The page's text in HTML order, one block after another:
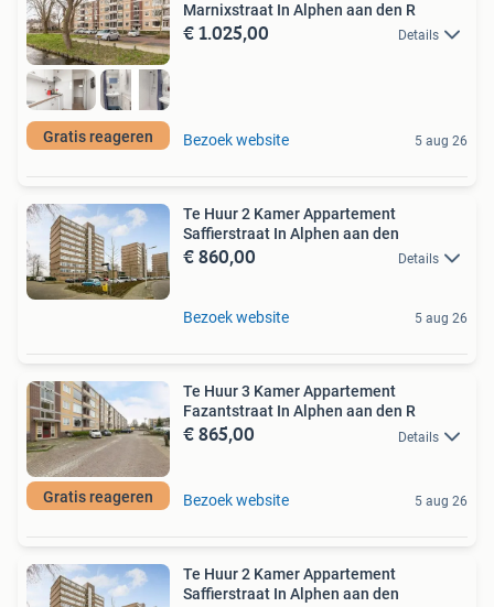
Gratis reageren
Marnixstraat In Alphen aan den R
€ 1.025,00 Details
Bezoek website 5 aug 26
Te Huur 2 Kamer Appartement
Saffierstraat In Alphen aan den
€ 860,00 Details
Bezoek website 5 aug 26
Gratis reageren
Te Huur 3 Kamer Appartement
Fazantstraat In Alphen aan den R
€ 865,00 Details
Bezoek website 5 aug 26
Te Huur 2 Kamer Appartement
Saffierstraat In Alphen aan den